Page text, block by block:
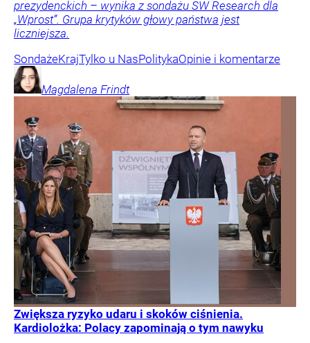
prezydenckich – wynika z sondażu SW Research dla
„Wprost”. Grupa krytyków głowy państwa jest
liczniejsza.
SondażeKrajTylko u NasPolitykaOpinie i komentarze
Magdalena Frindt
Zwiększa ryzyko udaru i skoków ciśnienia.
Kardiolożka: Polacy zapominają o tym nawyku